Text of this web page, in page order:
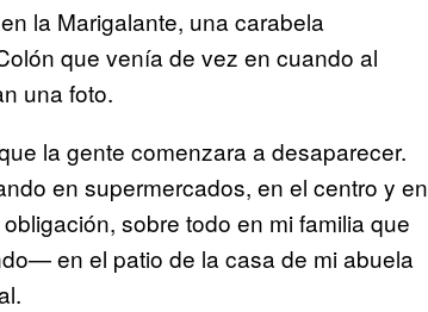
la Marigalante, una carabela
que venía de vez en cuando al
una foto.
la gente comenzara a desaparecer.
en supermercados, en el centro y en
sobre todo en mi familia que
en el patio de la casa de mi abuela